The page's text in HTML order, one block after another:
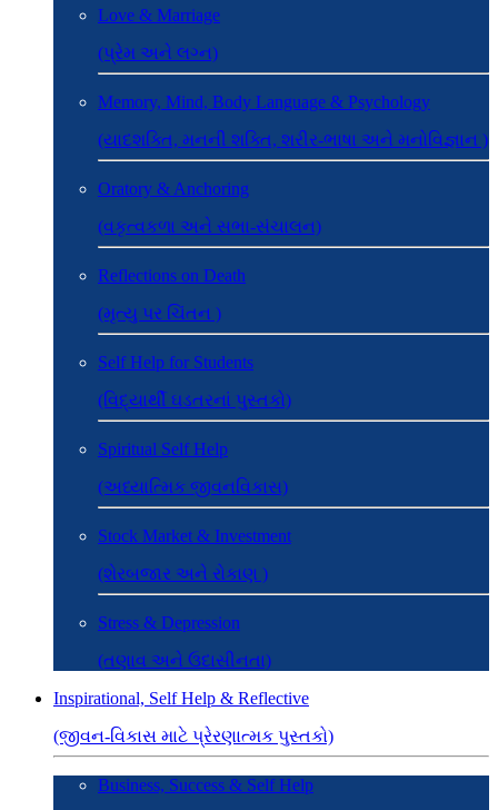
Love & Marriage
(પ્રેમ અને લગ્ન)
Memory, Mind, Body Language & Psychology
(યાદશક્તિ, મનની શક્તિ, શરીર-ભાષા અને મનોવિજ્ઞાન )
Oratory & Anchoring
(વકૃત્વકળા અને સભા-સંચાલન)
Reflections on Death
(મૃત્યુ પર ચિંતન )
Self Help for Students
(વિદ્યાર્થી ઘડતરનાં પુસ્તકો)
Spiritual Self Help
(અધ્યાત્મિક જીવનવિકાસ)
Stock Market & Investment
(શેરબજાર અને રોકાણ )
Stress & Depression
(તણાવ અને ઉદાસીનતા)
Inspirational, Self Help & Reflective
(જીવન-વિકાસ માટે પ્રેરણાત્મક પુસ્તકો)
Business, Success & Self Help